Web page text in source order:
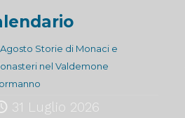
Storie di Monaci e
nel Valdemone
31 Luglio 2026